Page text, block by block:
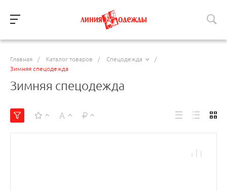
Главная / Каталог товаров / Спецодежда
/
Зимняя спецодежда
Зимняя спецодежда